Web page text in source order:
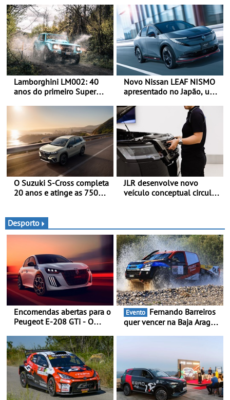
Lamborghini LM002: 40
anos do primeiro Super
a Lamborghini desvendou
o extraordinário todo-o-
terreno com motor V12 que
abriu caminho para a
família Urus
Novo Nissan LEAF NISMO
apresentado no Japão, uma
desportiva do SUV 100%
elétrico - Versão de maior
desempenho da terceira
geração do modelo elétrico
da marca
O Suzuki S-Cross completa
20 anos e atinge as 750
JLR desenvolve novo
veículo conceptual circular
Cornerstone
Desporto
Encomendas abertas para o
Peugeot E-208 GTi - O
com as melhores
performances da categoria
Evento
quer vencer na Baja Aragón